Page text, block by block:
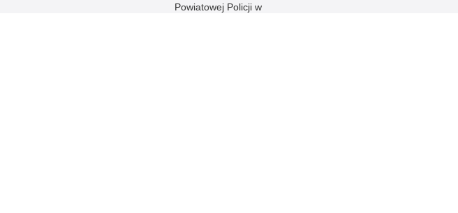
Powiatowej Policji w